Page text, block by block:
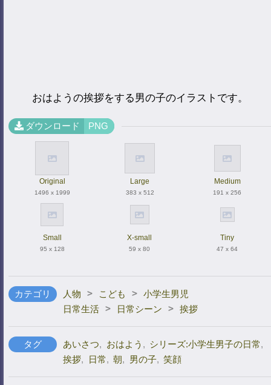
おはようの挨拶をする男の子のイラストです。
ダウンロード PNG
Original
1496 x 1999
Large
383 x 512
Medium
191 x 256
Small
95 x 128
X-small
59 x 80
Tiny
47 x 64
カテゴリ 人物 > こども > 小学生男児
日常生活 > 日常シーン > 挨拶
タグ あいさつ, おはよう , シリーズ:小学生男子の日常,
挨拶, 日常, 朝, 男の子, 笑顔